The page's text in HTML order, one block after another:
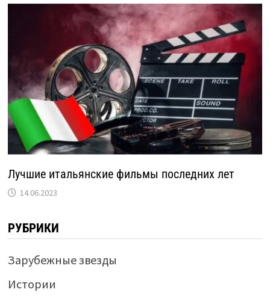
Лучшие итальянские фильмы последних лет
14.06.2023
РУБРИКИ
Зарубежные звезды
Истории